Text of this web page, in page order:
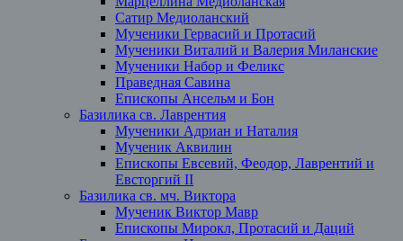
Сатир Медиоланский
Мученики Гервасий и Протасий
Мученики Виталий и Валерия Миланские
Мученики Набор и Феликс
Праведная Савина
Епископы Ансельм и Бон
Базилика св. Лаврентия
Мученики Адриан и Наталия
Мученик Аквилин
Епископы Евсевий, Феодор, Лаврентий и
Евсторгий II
Базилика св. мч. Виктора
Мученик Виктор Мавр
Епископы Мирокл, Протасий и Даций